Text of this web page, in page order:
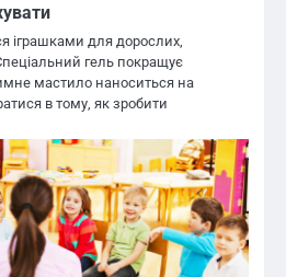
іграшками для дорослих,
гель покращує
мастило наноситься на
в тому, як зробити